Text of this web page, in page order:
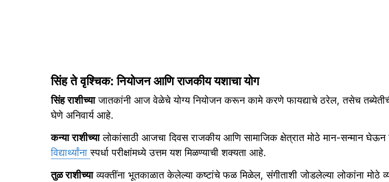
सिंह ते वृश्चिक: नियोजन आणि राजकीय यशाचा योग
सिंह राशीच्याजातकांनी आज वेळेचे योग्य नियोजन करून कामे करणे फायद्याचे ठरेल, तसेच
घेणे अनिवार्य आहे.
कन्या राशीच्यालोकांसाठी आजचा दिवस राजकीय आणि सामाजिक क्षेत्रात मोठे मान-सन्मान
विद्यार्थ्यांनास्पर्धा परीक्षांमध्ये उत्तम यश मिळण्याची शक्यता आहे.
तुळ राशीच्याव्यक्तींना भूतकाळात केलेल्या कष्टांचे फळ मिळेल, संगीताशी जोडलेल्या लोकांना मोठे